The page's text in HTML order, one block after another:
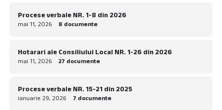
Procese verbale NR. 1-8 din 2026
mai 11, 2026 8 documente
Hotarari ale Consiliului Local NR. 1-26 din 2026
mai 11, 2026 27 documente
Procese verbale NR. 15-21 din 2025
ianuarie 29, 2026 7 documente